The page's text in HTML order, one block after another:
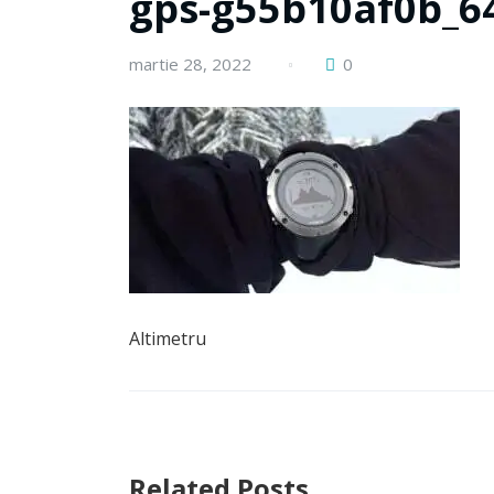
martie 28, 2022 0
Altimetru